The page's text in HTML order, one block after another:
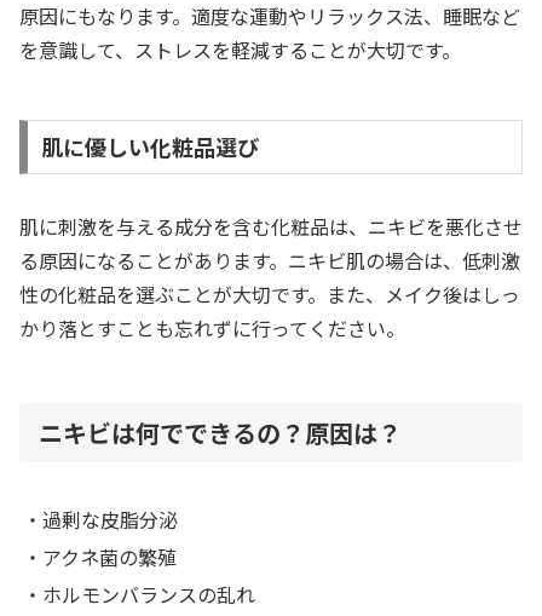
原因にもなります。適度な運動やリラックス法、睡眠など
を意識して、ストレスを軽減することが大切です。
肌に優しい化粧品選び
肌に刺激を与える成分を含む化粧品は、ニキビを悪化させ
る原因になることがあります。ニキビ肌の場合は、低刺激
性の化粧品を選ぶことが大切です。また、メイク後はしっ
かり落とすことも忘れずに行ってください。
ニキビは何でできるの？原因は？
・過剰な皮脂分泌
・アクネ菌の繁殖
・ホルモンバランスの乱れ